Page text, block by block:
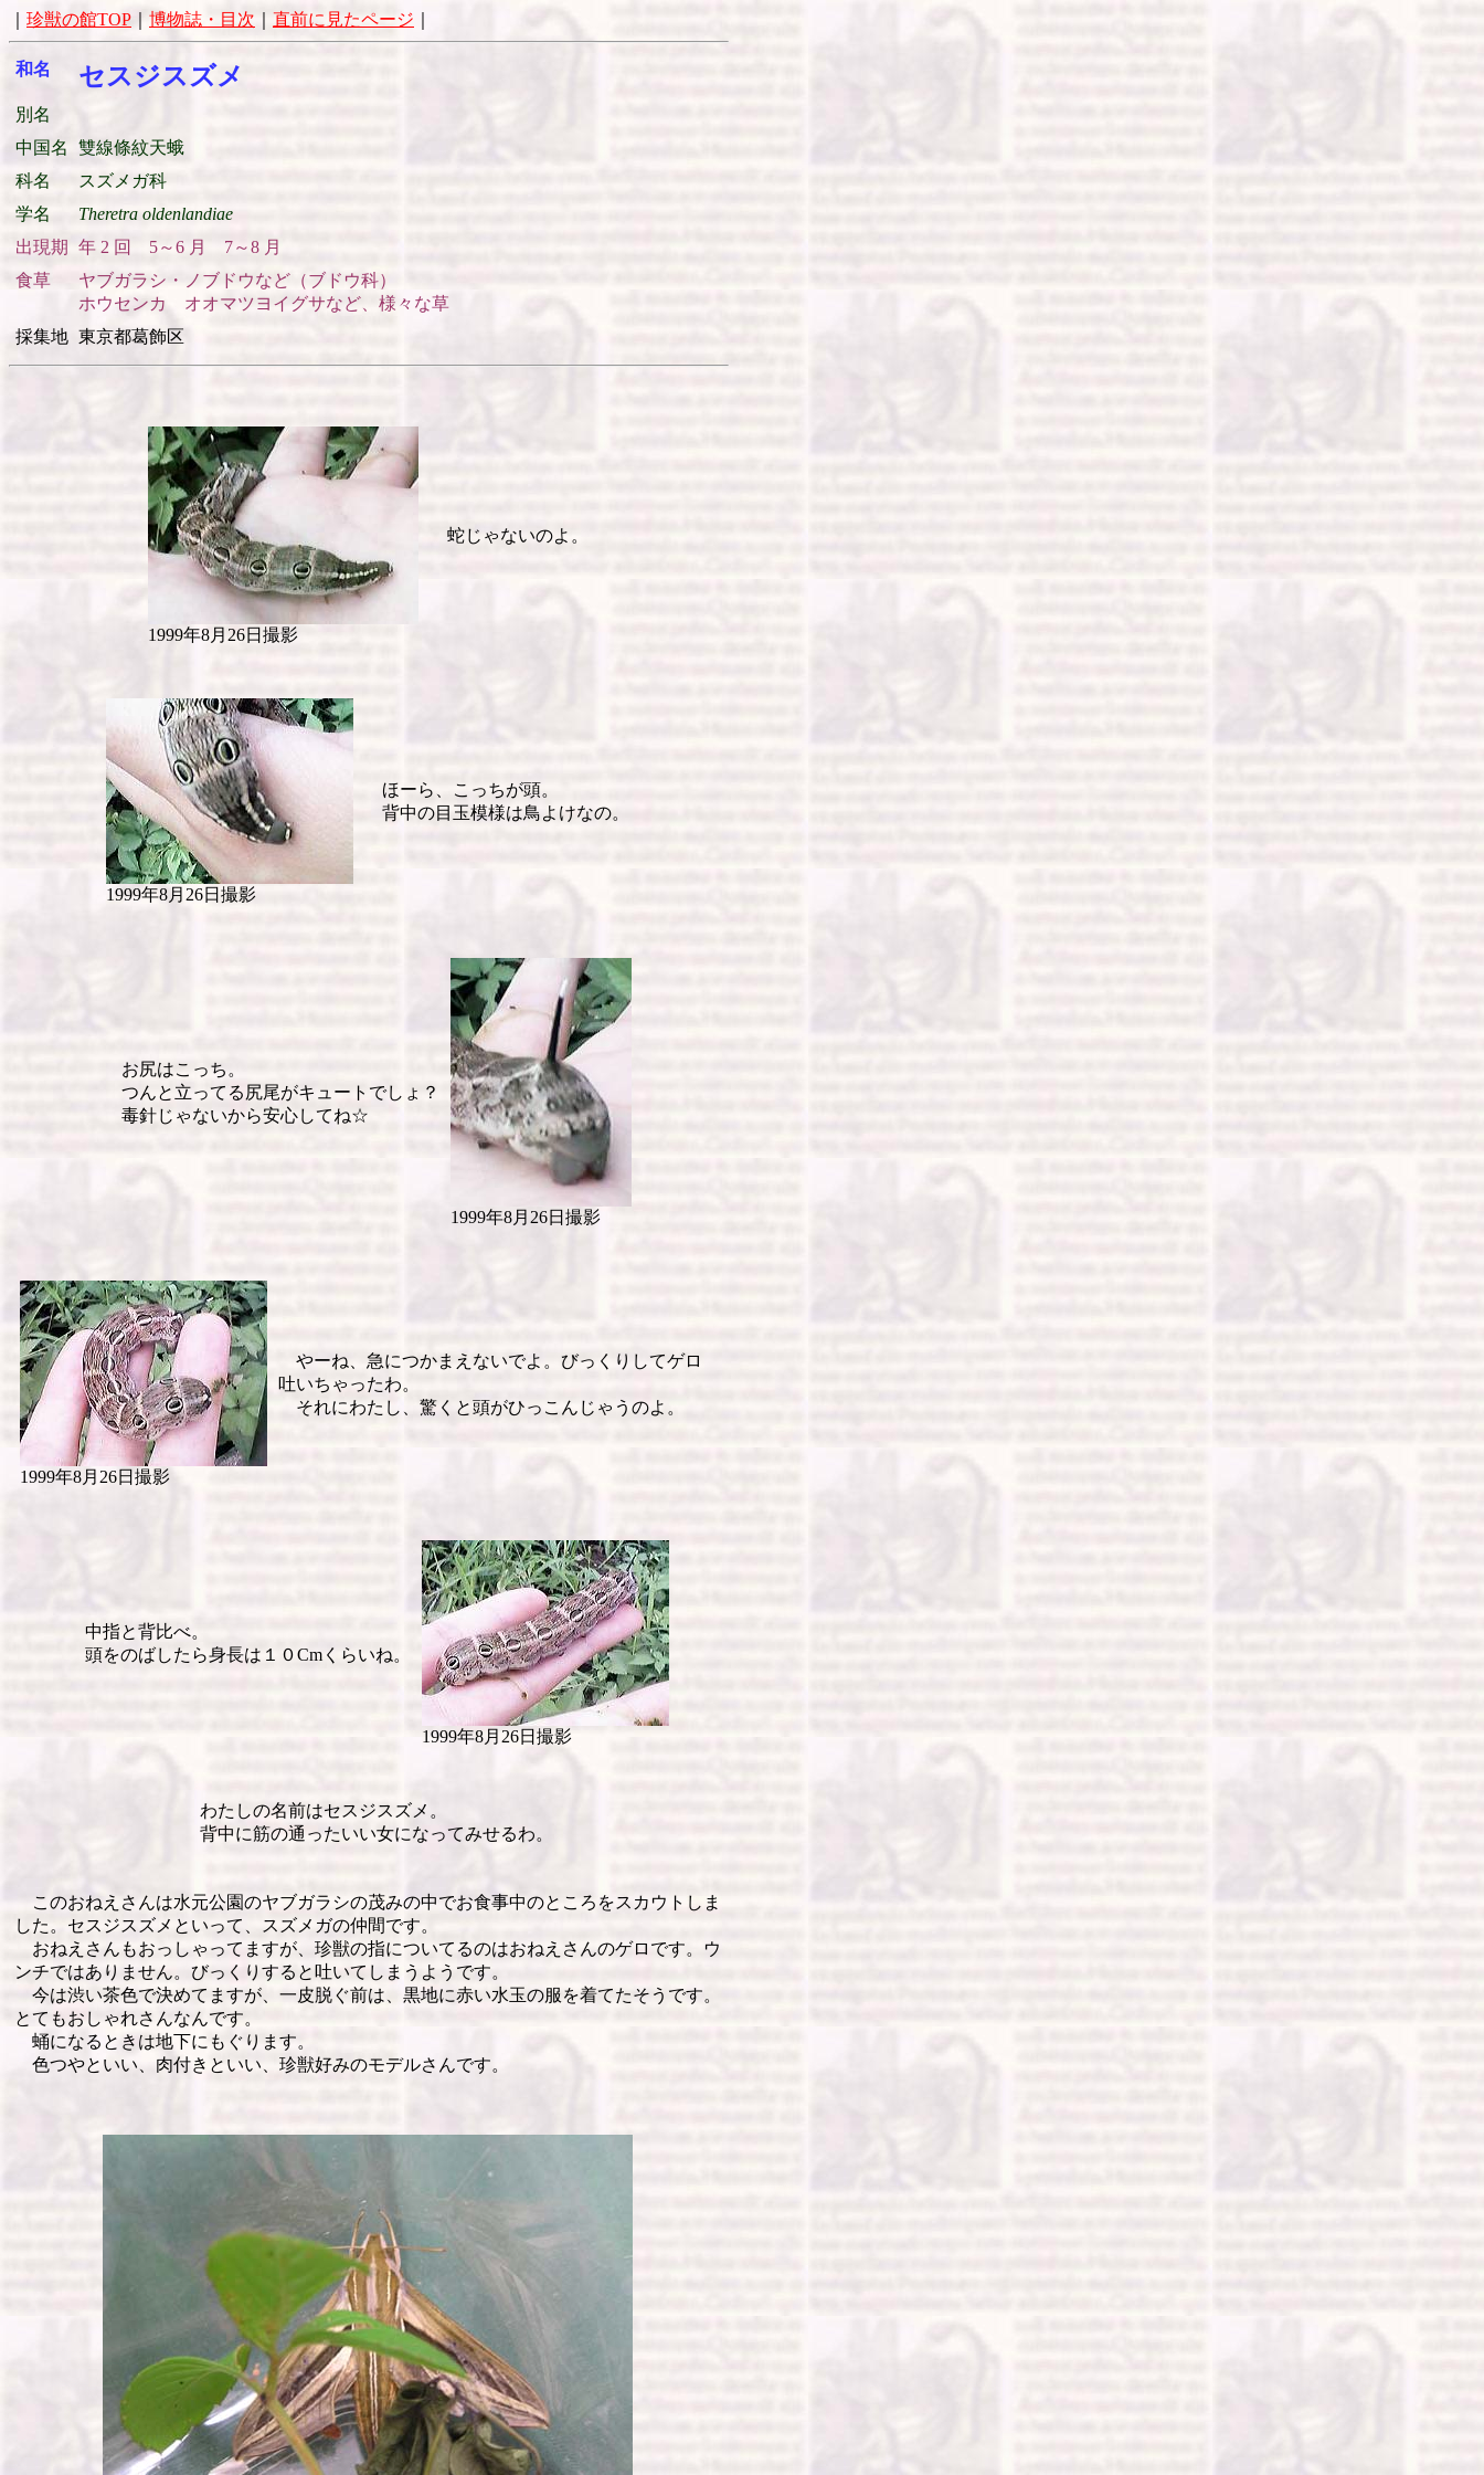
珍獣の館TOP 博物誌・目次 直前に見たページ
和名 セスジスズメ
別名
中国名
雙線條紋天蛾
科名
スズメガ科
学名
Theretra oldenlandiae
出現期
年 2 回 5～6 月 7～8 月
食草
ヤブガラシ・ノブドウなど（ブドウ科）
ホウセンカ オオマツヨイグサなど、様々な草
採集地 東京都葛飾区
1999年8月26日撮影
蛇じゃないのよ。
1999年8月26日撮影
ほーら、こっちが頭。
背中の目玉模様は鳥よけなの。
お尻はこっち。
つんと立ってる尻尾がキュートでしょ？
毒針じゃないから安心してね☆
1999年8月26日撮影
1999年8月26日撮影
やーね、急につかまえないでよ。びっくりしてゲロ
吐いちゃったわ。
それにわたし、驚くと頭がひっこんじゃうのよ。
中指と背比べ。
頭をのばしたら身長は１０Cmくらいね。
1999年8月26日撮影
わたしの名前はセスジスズメ。
背中に筋の通ったいい女になってみせるわ。
このおねえさんは水元公園のヤブガラシの茂みの中でお食事中のところをスカウトしま
した。セスジスズメといって、スズメガの仲間です。
おねえさんもおっしゃってますが、珍獣の指についてるのはおねえさんのゲロです。ウ
ンチではありません。びっくりすると吐いてしまうようです。
今は渋い茶色で決めてますが、一皮脱ぐ前は、黒地に赤い水玉の服を着てたそうです。
とてもおしゃれさんなんです。
蛹になるときは地下にもぐります。
色つやといい、肉付きといい、珍獣好みのモデルさんです。